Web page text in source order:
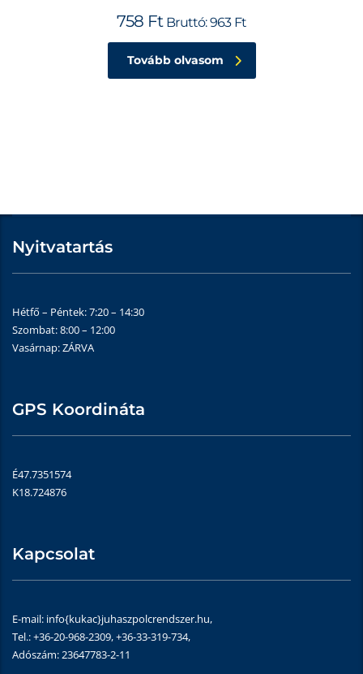
758 Ft Bruttó:963 Ft
Tovább olvasom
Nyitvatartás
Hétfő – Péntek: 7:20 – 14:30
Szombat: 8:00 – 12:00
Vasárnap: ZÁRVA
GPS Koordináta
É47.7351574
K18.724876
Kapcsolat
E-mail: info{kukac}juhaszpolcrendszer.hu,
Tel.: +36-20-968-2309, +36-33-319-734,
Adószám: 23647783-2-11